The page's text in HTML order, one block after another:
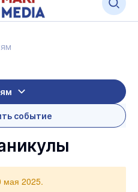
событие
мая 2025.